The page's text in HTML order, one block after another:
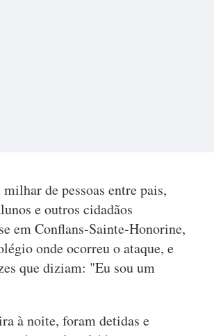
de pessoas entre pais,
e outros cidadãos
em Conflans-Sainte-Honorine,
onde ocorreu o ataque, e
que diziam: "Eu sou um
à noite, foram detidas e